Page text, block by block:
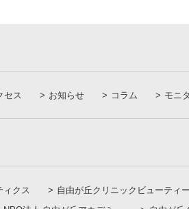
セス お知らせ コラム モニ
ィクス
自由が丘クリニックビューティ